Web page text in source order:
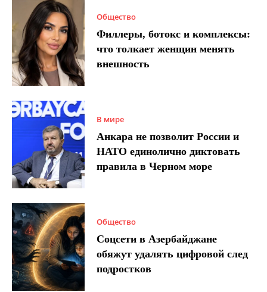
Общество
Филлеры, ботокс и комплексы:
что толкает женщин менять
внешность
В мире
Анкара не позволит России и
НАТО единолично диктовать
правила в Черном море
Общество
Соцсети в Азербайджане
обяжут удалять цифровой след
подростков